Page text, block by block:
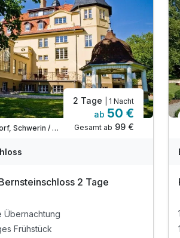
Dezember
Kuhlen-Wendorf, Schwerin / Westmecklenburg
2 Tage | 1 Nacht
ab 50 €
Gesamt ab 99 €
2 Tage
Übernachtung
Frühstück